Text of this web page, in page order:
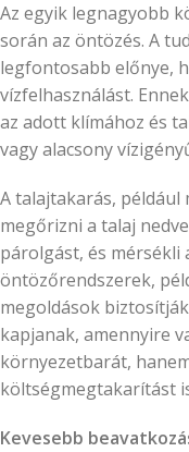
Az egyik legnagyobb
során az öntözés. A
legfontosabb előnye,
vízfelhasználást.
az adott klímához és
vagy alacsony
A talajtakarás, például
megőrizni a talaj
párolgást, és mérsékli
öntözőrendszerek,
megoldások
kapjanak, amennyire
környezetbarát,
költségmegtakarítást
Kevesebb